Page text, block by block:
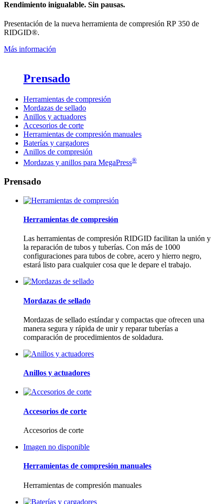
Rendimiento inigualable. Sin pausas.
Presentación de la nueva herramienta de compresión RP 350 de
RIDGID®.
Más información
Prensado
Herramientas de compresión
Mordazas de sellado
Anillos y actuadores
Accesorios de corte
Herramientas de compresión manuales
Baterías y cargadores
Anillos de compresión
Mordazas y anillos para MegaPress®
Prensado
Herramientas de compresión
Las herramientas de compresión RIDGID facilitan la unión y
la reparación de tubos y tuberías. Con más de 1000
configuraciones para tubos de cobre, acero y hierro negro,
estará listo para cualquier cosa que le depare el trabajo.
Mordazas de sellado
Mordazas de sellado estándar y compactas que ofrecen una
manera segura y rápida de unir y reparar tuberías a
comparación de procedimientos de soldadura.
Anillos y actuadores
Accesorios de corte
Accesorios de corte
Imagen no disponible
Herramientas de compresión manuales
Herramientas de compresión manuales